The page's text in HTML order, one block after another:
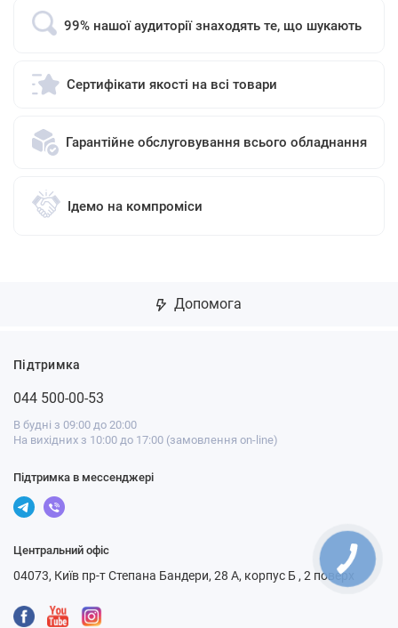
99% нашої аудиторії знаходять те, що шукають
Сертифікати якості на всі товари
Гарантійне обслуговування всього обладнання
Ідемо на компроміси
Допомога
Підтримка
044 500-00-53
В будні з 09:00 до 20:00
На вихідних з 10:00 до 17:00 (замовлення on-line)
Підтримка в мессенджері
Центральний офіс
04073, Київ пр-т Степана Бандери, 28 А, корпус Б , 2 поверх